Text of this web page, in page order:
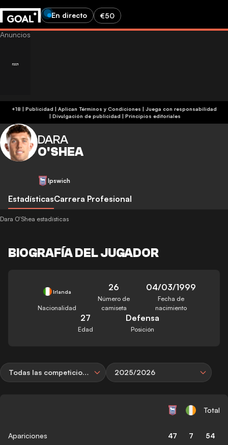
En directo €50
+18 | Publicidad | Aplican Términos y Condiciones | Juega con responsabilidad
| Divulgación de publicidad | Principios editoriales
DARA
O'SHEA
Ipswich
EstadísticasCarrera Profesional
Dara O'Shea estadísticas
BIOGRAFÍA DEL JUGADOR
Irlanda
Nacionalidad
26
Número de
camiseta
04/03/1999
Fecha de
nacimiento
27
Edad
Defensa
Posición
Todas las competiciones 2025/2026
Total
Apariciones 47 7 54